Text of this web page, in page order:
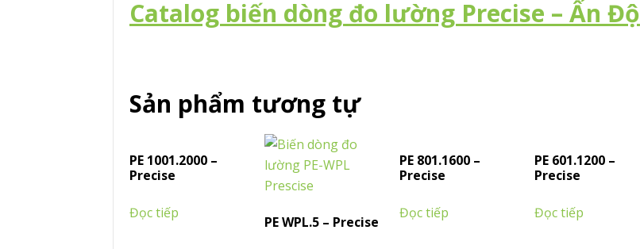
Catalog biến dòng đo lường Precise – Ấn Độ
Sản phẩm tương tự
PE 1001.2000 –
Precise
Đọc tiếp
PE WPL.5 – Precise
PE 801.1600 –
Precise
Đọc tiếp
PE 601.1200 –
Precise
Đọc tiếp